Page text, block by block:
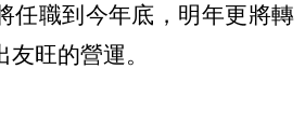
任職到今年底，明年更將轉
旺的營運。